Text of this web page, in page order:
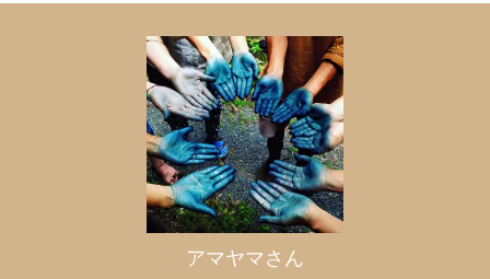
アマヤマさん